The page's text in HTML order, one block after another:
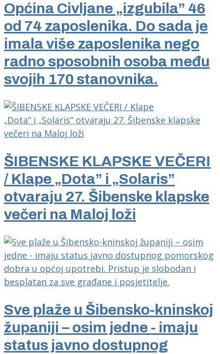
Općina Civljane „izgubila” 46
od 74 zaposlenika. Do sada je
imala više zaposlenika nego
radno sposobnih osoba među
svojih 170 stanovnika.
ŠIBENSKE KLAPSKE VEČERI
/ Klape „Dota” i „Solaris”
otvaraju 27. Šibenske klapske
večeri na Maloj loži
Sve plaže u Šibensko-kninskoj
županiji – osim jedne - imaju
status javno dostupnog